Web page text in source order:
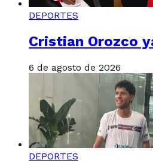
DEPORTES
Cristian Orozco
6 de agosto de 2026
DEPORTES